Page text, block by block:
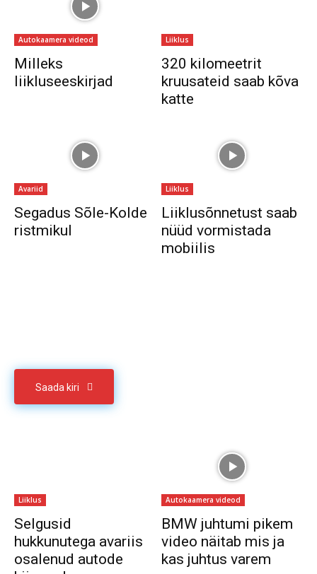
Autokaamera videod
Milleks
liikluseeskirjad
Liiklus
320 kilomeetrit
kruusateid saab kõva
katte
Avariid
Segadus Sõle-Kolde
ristmikul
Liiklus
Liiklusõnnetust saab
nüüd vormistada
mobiilis
Saada kiri
Liiklus
Selgusid
hukkunutega avariis
osalenud autode
Autokaamera videod
BMW juhtumi pikem
video näitab mis ja
kas juhtus varem